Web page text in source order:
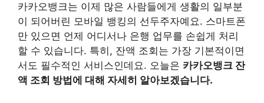
카카오뱅크는 이제 많은 사람들에게 생활의 일부분
이 되어버린 모바일 뱅킹의 선두주자예요. 스마트폰
만 있으면 언제 어디서나 은행 업무를 손쉽게 처리
할 수 있습니다. 특히, 잔액 조회는 가장 기본적이면
서도 필수적인 서비스인데요. 오늘은 카카오뱅크 잔
액 조회 방법에 대해 자세히 알아보겠습니다.